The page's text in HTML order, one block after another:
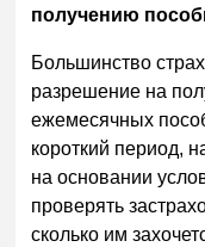
получению
Большинство
разрешение на
ежемесячных
короткий период,
на основании
проверять
сколько им